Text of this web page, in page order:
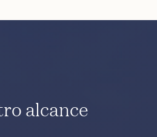
alcance